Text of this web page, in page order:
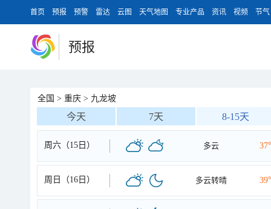
首页 预报 预警 雷达 云图 天气地图 专业产品 资讯 视频 节气
预报
全国 > 重庆 > 九龙坡
今天 7天 8-15天
周六（15日） 多云
周日（16日） 多云转晴